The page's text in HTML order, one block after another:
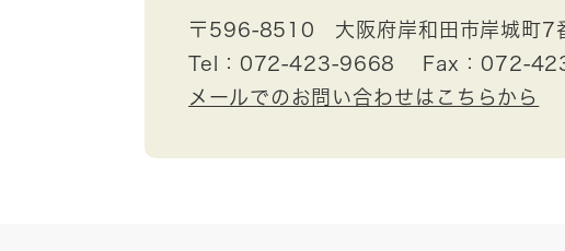
〒596-8510
大阪府岸和田市岸城町
Tel：072-423-9668
Fax：072-
メールでのお問い合わせはこちらから